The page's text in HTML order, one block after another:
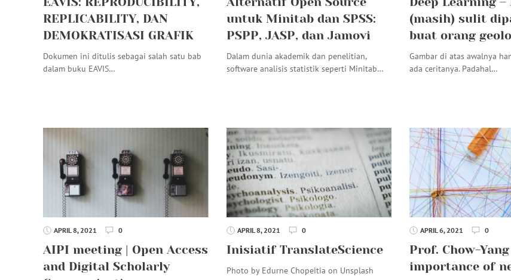
REPLICABILITY, DAN
DEMOKRATISASI GRAFIK
Dokumen ini ditulis sebagai salah satu bab
dalam buku EAVIS…
untuk Minitab dan SPSS:
PSPP, JASP, dan Jamovi
Dalam dunia akademik dan penelitian,
software analisis statistik seperti Minitab…
(masih) sulit
buat orang
Gambar di atas awalnya
ada ceritanya. Padahal…
APRIL 8, 2021 0
AIPI meeting | Open Access
and Digital Scholarly
APRIL 8, 2021 0
Inisiatif TranslateScience
Photo by Edurne Chopeitia on Unsplash
APRIL 6, 2021 0
Prof. Chow-
importance of